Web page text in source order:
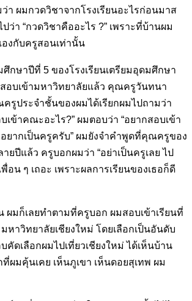
า ผมกวดวิชาจากโรงเรียนอะไรก่อนมาส
ปว่า “กวดวิชาคืออะไร ?” เพราะที่บ้านผม
องกับครูสอนเท่านั้น
กษาปีที่ 5 ของโรงเรียนเตรียมอุดมศึกษา
สอบเข้ามหาวิทยาลัยแล้ว คุณครูวันทนา
ครูประจำชั้นของผมได้เรียกผมไปถามว่า
บเข้าคณะอะไร?” ผมตอบว่า “อยากสอบเข้า
ากเป็นครูครับ” ผมยังจำคำพูดที่คุณครูของ
ยปีแล้ว ครูบอกผมว่า “อย่าเป็นครูเลย ไป
อน ๆ เถอะ เพราะผลการเรียนของเธอก็ดี
ผมก็เลยทำตามที่ครูบอก ผมสอบเข้าเรียนที่
หาวิทยาลัยเชียงใหม่ โดยเลือกเป็นอันดับ
คัดเลือกผมไปเที่ยวเชียงใหม่ ได้เห็นบ้าน
ที่ผมคุ้นเคย เห็นภูเขา เห็นดอยสุเทพ ผม